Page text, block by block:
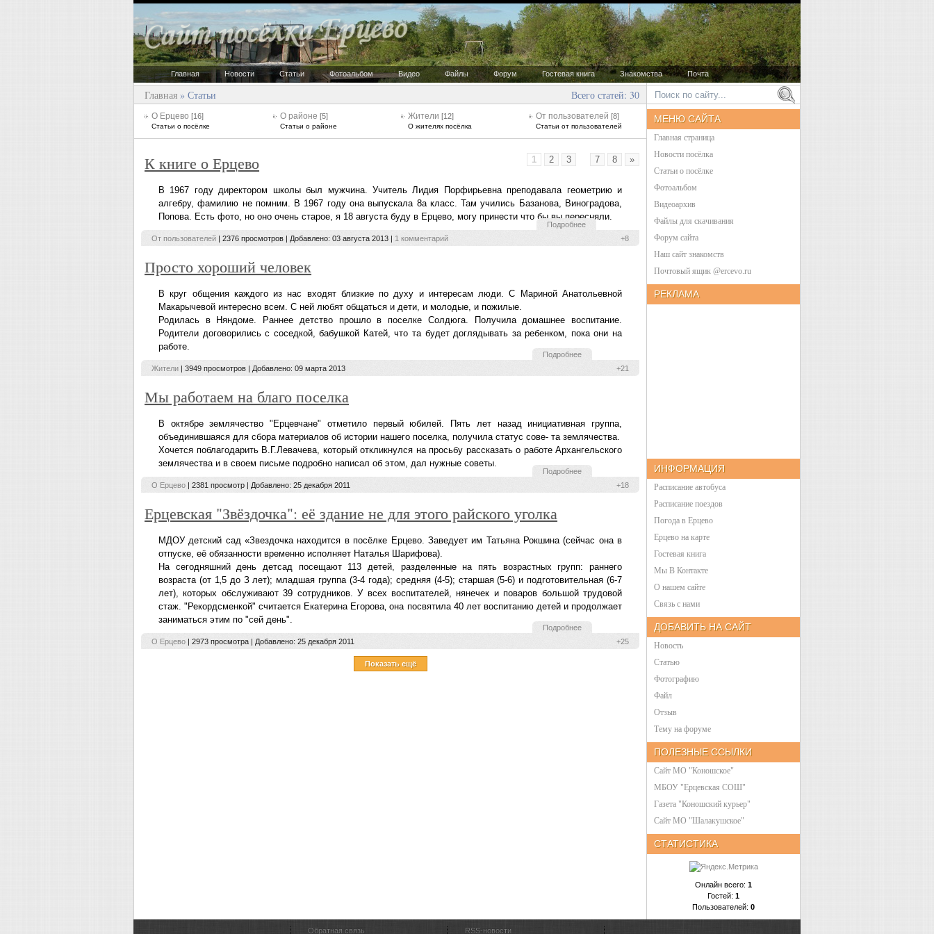
Главная Новости Статьи Фотоальбом Видео Файлы Форум Гостевая книга Знакомства Почта
Всего статей: 30
Главная » Статьи
О Ерцево [16]
Статьи о посёлке
О районе [5]
Статьи о районе
Жители [12]
О жителях посёлка
От пользователей [8]
Статьи от пользователей
1 2 3 7 8 »
К книге о Ерцево
В 1967 году директором школы был мужчина. Учитель Лидия Порфирьевна преподавала геометрию и
алгебру, фамилию не помним. В 1967 году она выпускала 8а класс. Там учились Базанова, Виноградова,
Попова. Есть фото, но оно очень старое, я 18 августа буду в Ерцево, могу принести что бы вы пересняли.
Подробнее
+8
От пользователей | 2376 просмотров | Добавлено: 03 августа 2013 | 1 комментарий
Просто хороший человек
В круг общения каждого из нас входят близкие по духу и интересам люди. С Мариной Анатольевной
Макарычевой интересно всем. С ней любят общаться и дети, и молодые, и пожилые.
Родилась в Няндоме. Раннее детство прошло в поселке Солдюга. Получила домашнее воспитание.
Родители договорились с соседкой, бабушкой Катей, что та будет доглядывать за ребенком, пока они на
работе.
Подробнее
+21
Жители | 3949 просмотров | Добавлено: 09 марта 2013
Мы работаем на благо поселка
В октябре землячество "Ерцевчане" отметило первый юбилей. Пять лет назад инициативная группа,
объединившаяся для сбора материалов об истории нашего поселка, получила статус сове- та землячества.
Хочется поблагодарить В.Г.Левачева, который откликнулся на просьбу рассказать о работе Архангельского
землячества и в своем письме подробно написал об этом, дал нужные советы.
Подробнее
+18
О Ерцево | 2381 просмотр | Добавлено: 25 декабря 2011
Ерцевская "Звёздочка": её здание не для этого райского уголка
МДОУ детский сад «Звездочка находится в посёлке Ерцево. Заведует им Татьяна Рокшина (сейчас она в
отпуске, её обязанности временно исполняет Наталья Шарифова).
На сегодняшний день детсад посещают 113 детей, разделенные на пять возрастных групп: раннего
возраста (от 1‚5 до З лет); младшая группа (3-4 года); средняя (4-5); старшая (5-6) и подготовительная (6-7
лет), которых обслуживают 39 сотрудников. У всех воспитателей, нянечек и поваров большой трудовой
стаж. "Рекордсменкой" считается Екатерина Егорова‚ она посвятила 40 лет воспитанию детей и продолжает
заниматься этим по "сей день".
Подробнее
+25
О Ерцево | 2973 просмотра | Добавлено: 25 декабря 2011
Показать ещё
МЕНЮ САЙТА
Главная страница
Новости посёлка
Статьи о посёлке
Фотоальбом
Видеоархив
Файлы для скачивания
Форум сайта
Наш сайт знакомств
Почтовый ящик @ercevo.ru
РЕКЛАМА
ИНФОРМАЦИЯ
Расписание автобуса
Расписание поездов
Погода в Ерцево
Ерцево на карте
Гостевая книга
Мы В Контакте
О нашем сайте
Связь с нами
ДОБАВИТЬ НА САЙТ
Новость
Статью
Фотографию
Файл
Отзыв
Тему на форуме
ПОЛЕЗНЫЕ ССЫЛКИ
Сайт МО "Коношское"
МБОУ "Ерцевская СОШ"
Газета "Коношский курьер"
Cайт МО "Шалакушское"
СТАТИСТИКА
Онлайн всего: 1
Гостей: 1
Пользователей: 0
Обратная связь RSS-новости